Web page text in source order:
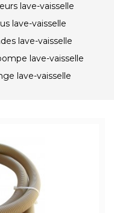
lave-vaisselle
lave-vaisselle
lave-vaisselle
lave-vaisselle
lave-vaisselle